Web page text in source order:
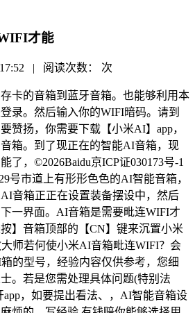
才能
| 阅读次数： 次
的音箱到蓝牙音箱。也能够利用本
录。然后输入你的WIFI暗码。请到
赞扬，你需要下载【小米AI】app，
箱。到了现正在的智能AI音箱，现
了，©2026Baidu京ICP证030173号-1
号市道上有形形色色的AI智能音箱，
音箱正正在设置装备摆设中，然后
一界面。AI音箱是需要毗连WIFI才
】音箱顶部的【CN】键来沉置小米
师若何使小米AI音箱毗连WIFI？会
的型号，经验内容仅供参考，您细
。若是您需处理具体问题(特别法
，如要提出看法、，AI智能音箱设